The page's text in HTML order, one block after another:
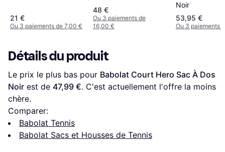
21 €
Ou 3 paiements de 7,00 €
48 €
Ou 3 paiements de
16,00 €
Noir
53,95 €
Ou 3 paiements
Détails du produit
Le prix le plus bas pour Babolat Court Hero Sac À Dos
Noir est de 47,99 €. C'est actuellement l'offre la moins
chère.
Comparer:
Babolat Tennis
Babolat Sacs et Housses de Tennis